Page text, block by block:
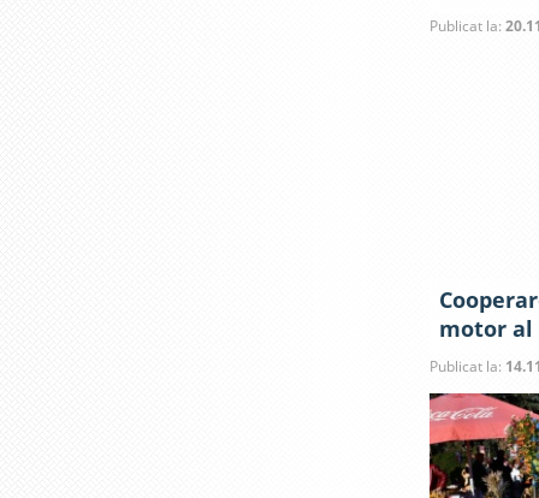
Publicat la:
motor al
Publicat la: